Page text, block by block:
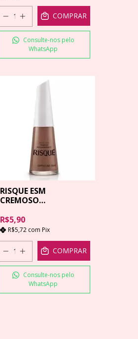
COMPRAR
Consulte-nos pelo
WhatsApp
RISQUE ESM
CREMOSO
R$5,90
R$5,72 com Pix
COMPRAR
Consulte-nos pelo
WhatsApp